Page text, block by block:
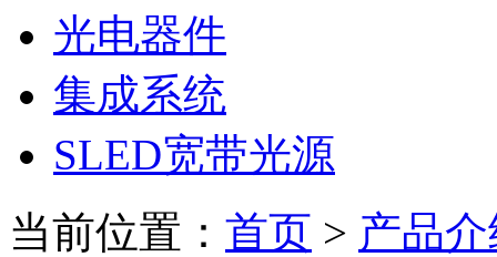
光电器件
集成系统
SLED宽带光源
当前位置： 首页 > 产品